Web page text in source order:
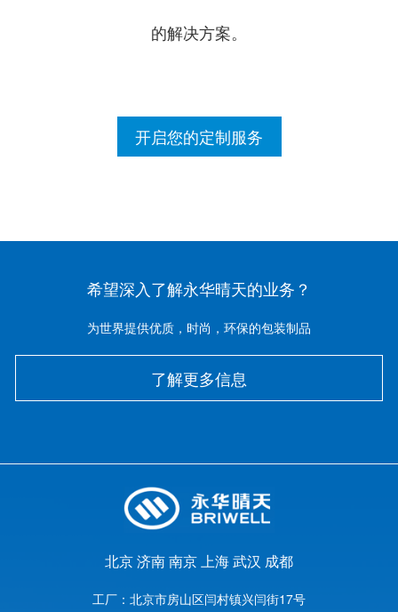
的解决方案。
开启您的定制服务
希望深入了解永华晴天的业务？
为世界提供优质，时尚，环保的包装制品
了解更多信息
北京济南南京上海武汉 成都
工厂： 北京市房山区闫村镇兴闫街17号